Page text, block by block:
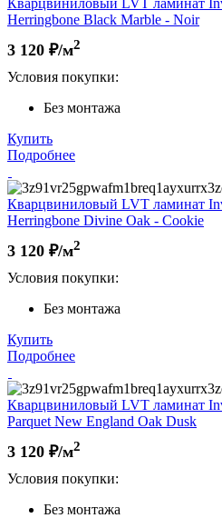
Herringbone Black Marble - Noir
3 120 ₽/м2
Условия покупки:
Без монтажа
Купить
Подробнее
Кварцвиниловый LVT ламинат
Herringbone Divine Oak - Cookie
3 120 ₽/м2
Условия покупки:
Без монтажа
Купить
Подробнее
Кварцвиниловый LVT ламинат
Parquet New England Oak Dusk
3 120 ₽/м2
Условия покупки:
Без монтажа